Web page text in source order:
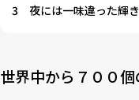
3
夜には一味違った輝
世界中から７００個